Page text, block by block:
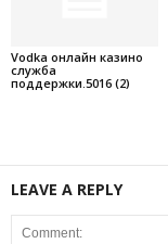
Vodka онлайн казино
служба
поддержки.5016 (2)
LEAVE A REPLY